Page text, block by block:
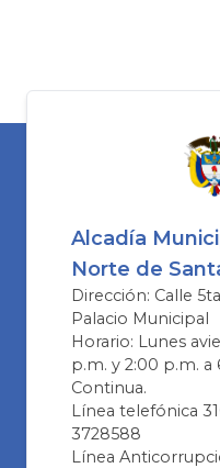
Alcadía
Norte de
Dirección: Calle
Palacio Municipal
Horario: Lunes
p.m. y 2:00 p.m. a
Continua.
Línea telefónica
3728588
Línea